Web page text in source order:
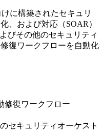
に構築されたセキュリ
、および対応（SOAR）
びその他のセキュリティ
復ワークフローを自動化
修復ワークフロー
セキュリティオーケスト